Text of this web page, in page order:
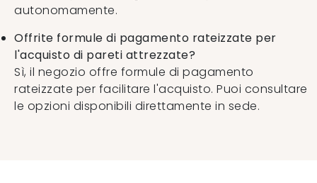
autonomamente.
Offrite formule di pagamento rateizzate per
l'acquisto di pareti attrezzate?
Sì, il negozio offre formule di pagamento
rateizzate per facilitare l'acquisto. Puoi consultare
le opzioni disponibili direttamente in sede.